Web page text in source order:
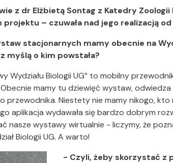
z dr Elżbietą Sontag z Katedry
– czuwała nad jego realizacją
stacjonarnych mamy obecnie na
myślą o kim powstała?
Wydziału Biologii UG” to mobilny
mamy tu dziewięć wystaw, odwiedza
Niestety nie mamy nikogo, kto
aplikacja wydawała się bardzo dobrym
nasze wystawy wirtualnie - liczymy, że
Biologii UG. A warto!
- Czyli, żeby skorzystać z